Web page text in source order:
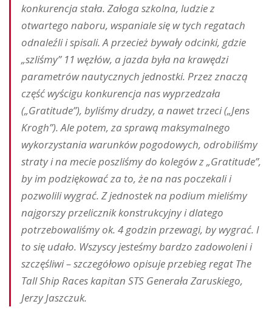
konkurencja stała. Załoga szkolna, ludzie z
otwartego naboru, wspaniale się w tych regatach
odnaleźli i spisali. A przecież bywały odcinki, gdzie
„szliśmy” 11 węzłów, a jazda była na krawędzi
parametrów nautycznych jednostki. Przez znaczą
część wyścigu konkurencja nas wyprzedzała
(„Gratitude”), byliśmy drudzy, a nawet trzeci („Jens
Krogh”). Ale potem, za sprawą maksymalnego
wykorzystania warunków pogodowych, odrobiliśmy
straty i na mecie poszliśmy do kolegów z „Gratitude”,
by im podziękować za to, że na nas poczekali i
pozwolili wygrać. Z jednostek na podium mieliśmy
najgorszy przelicznik konstrukcyjny i dlatego
potrzebowaliśmy ok. 4 godzin przewagi, by wygrać. I
to się udało. Wszyscy jesteśmy bardzo zadowoleni i
szczęśliwi – szczegółowo opisuje przebieg regat The
Tall Ship Races kapitan STS Generała Zaruskiego,
Jerzy Jaszczuk.